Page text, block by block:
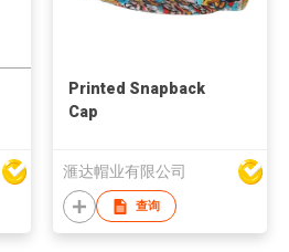
Printed Snapback
Cap
滙达帽业有限公司
查询